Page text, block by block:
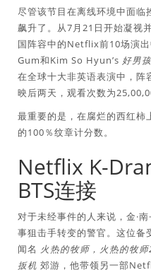
尽管该节目在离线环境中面临
飙升了。从7月21日开始凝视
国阵容中的Netflix前10场演
Gum和Kim So Hyun’s 好男
在全球十大非英语表演中，阵
映后两天，观看次数为
最重要的是，在腐烂的西红柿
的100％纹章计分数。
Netflix K-
BTS连接
对于未经事件的人来说，金·
事狙击手转变的警官。这位备
闻名 火热的牧师，火热的牧
扳机 郊游，他带领另一部